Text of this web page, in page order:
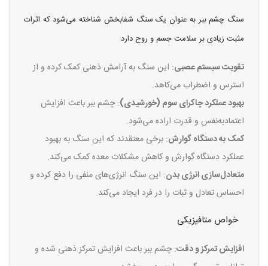
سنگ چشم ببر به عنوان یک سنگ شفابخش شناخته می‌شود که اثرات
مثبت زیادی بر سلامت جسم و روح دارد:
تقویت سیستم عصبی: این سنگ به آرامش ذهنی کمک کرده و از
استرس و اضطراب می‌کاهد.
بهبود عملکرد چاکرای سوم (خورشیدی): چشم ببر باعث افزایش
اعتمادبه‌نفس و قدرت اراده می‌شود.
کمک به دستگاه گوارش: برخی معتقدند که این سنگ به بهبود
عملکرد دستگاه گوارش و کاهش مشکلات معده کمک می‌کند.
متعادل‌سازی انرژی بدن: این سنگ انرژی‌های منفی را دفع کرده و
احساس تعادل و ثبات را در فرد ایجاد می‌کند.
خواص متافیزیکی
افزایش تمرکز و دقت: چشم ببر باعث افزایش تمرکز ذهنی شده و